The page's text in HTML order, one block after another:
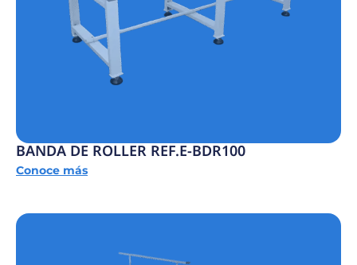
BANDA DE ROLLER REF.E-BDR100
Conoce más